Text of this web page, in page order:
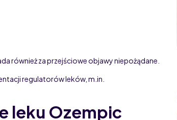
również za przejściowe objawy niepożądane.
regulatorów leków, m.in.
leku Ozempic